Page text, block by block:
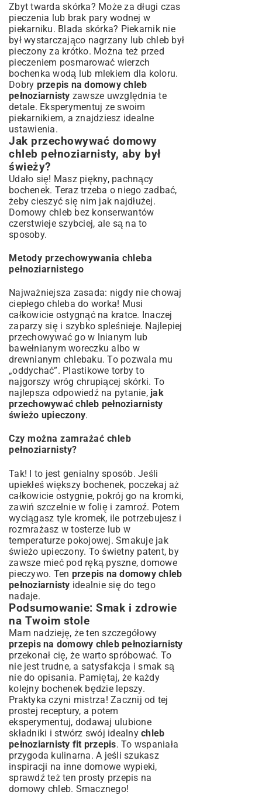
Zbyt twarda skórka? Może za długi czas
pieczenia lub brak pary wodnej w
piekarniku. Blada skórka? Piekarnik nie
był wystarczająco nagrzany lub chleb był
pieczony za krótko. Można też przed
pieczeniem posmarować wierzch
bochenka wodą lub mlekiem dla koloru.
Dobry przepis na domowy chleb
pełnoziarnisty zawsze uwzględnia te
detale. Eksperymentuj ze swoim
piekarnikiem, a znajdziesz idealne
ustawienia.
Jak przechowywać domowy
chleb pełnoziarnisty, aby był
świeży?
Udało się! Masz piękny, pachnący
bochenek. Teraz trzeba o niego zadbać,
żeby cieszyć się nim jak najdłużej.
Domowy chleb bez konserwantów
czerstwieje szybciej, ale są na to
sposoby.
Metody przechowywania chleba
pełnoziarnistego
Najważniejsza zasada: nigdy nie chowaj
ciepłego chleba do worka! Musi
całkowicie ostygnąć na kratce. Inaczej
zaparzy się i szybko spleśnieje. Najlepiej
przechowywać go w lnianym lub
bawełnianym woreczku albo w
drewnianym chlebaku. To pozwala mu
„oddychać”. Plastikowe torby to
najgorszy wróg chrupiącej skórki. To
najlepsza odpowiedź na pytanie, jak
przechowywać chleb pełnoziarnisty
świeżo upieczony.
Czy można zamrażać chleb
pełnoziarnisty?
Tak! I to jest genialny sposób. Jeśli
upiekłeś większy bochenek, poczekaj aż
całkowicie ostygnie, pokrój go na kromki,
zawiń szczelnie w folię i zamroź. Potem
wyciągasz tyle kromek, ile potrzebujesz i
rozmrażasz w tosterze lub w
temperaturze pokojowej. Smakuje jak
świeżo upieczony. To świetny patent, by
zawsze mieć pod ręką pyszne, domowe
pieczywo. Ten przepis na domowy chleb
pełnoziarnisty idealnie się do tego
nadaje.
Podsumowanie: Smak i zdrowie
na Twoim stole
Mam nadzieję, że ten szczegółowy
przepis na domowy chleb pełnoziarnisty
przekonał cię, że warto spróbować. To
nie jest trudne, a satysfakcja i smak są
nie do opisania. Pamiętaj, że każdy
kolejny bochenek będzie lepszy.
Praktyka czyni mistrza! Zacznij od tej
prostej receptury, a potem
eksperymentuj, dodawaj ulubione
składniki i stwórz swój idealny chleb
pełnoziarnisty fit przepis. To wspaniała
przygoda kulinarna. A jeśli szukasz
inspiracji na inne domowe wypieki,
sprawdź też ten prosty przepis na
domowy chleb. Smacznego!